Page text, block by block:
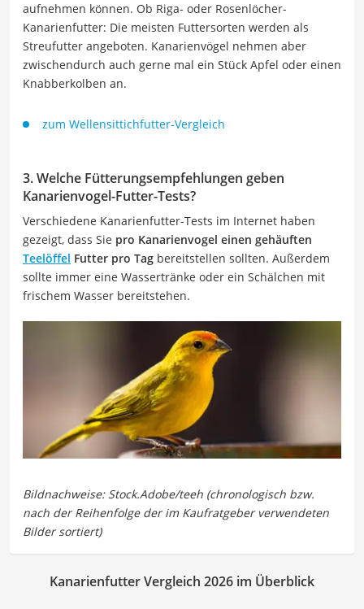
aufnehmen können. Ob Riga- oder Rosenlöcher-
Kanarienfutter: Die meisten Futtersorten werden als
Streufutter angeboten. Kanarienvögel nehmen aber
zwischendurch auch gerne mal ein Stück Apfel oder einen
Knabberkolben an.
zum Wellensittichfutter-Vergleich
3. Welche Fütterungsempfehlungen geben
Kanarienvogel-Futter-Tests?
Verschiedene Kanarienfutter-Tests im Internet haben
gezeigt, dass Sie pro Kanarienvogel einen gehäuften
Teelöffel Futter pro Tag bereitstellen sollten. Außerdem
sollte immer eine Wassertränke oder ein Schälchen mit
frischem Wasser bereitstehen.
Kanarienfutter Vergleich 2026 im Überblick